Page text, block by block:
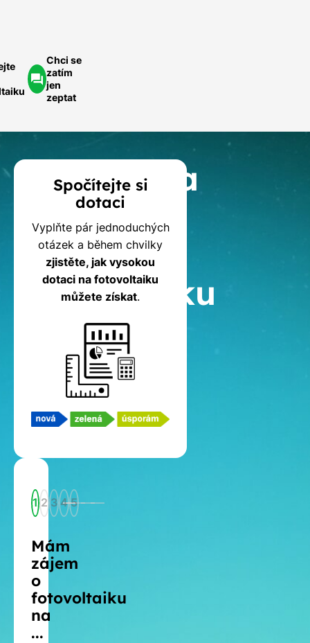
Chci se
zatím
jen
zeptat
Kalkulačka
dotací
na
fotovoltaiku
Spočítejte si
dotaci
Vyplňte pár jednoduchých
otázek a během chvilky
zjistěte, jak vysokou
dotaci na fotovoltaiku
můžete získat.
1 2 3 4 5
Mám
zájem
o
fotovoltaiku
na
...